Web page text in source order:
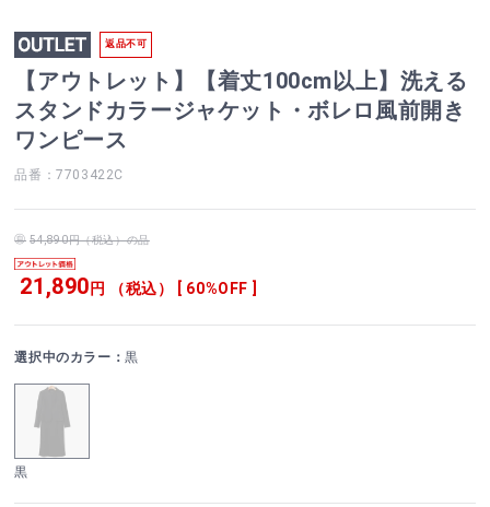
返品不可
【アウトレット】【着丈100cm以上】洗える
スタンドカラージャケット・ボレロ風前開き
ワンピース
品番：7703422C
54,890円（税込）の品
21,890 円 （税込） [ 60%OFF ]
選択中のカラー：黒
黒